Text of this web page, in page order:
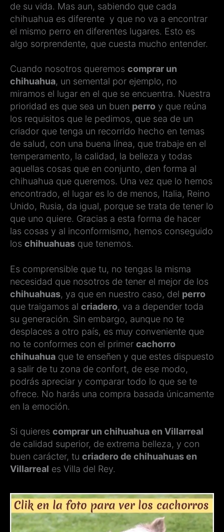
de su vida. Mas aun, sabiendo que cada
chihuahua es diferente y que no va a encontrar
el mismo perro en diferentes lugares. Esto es
algo sorprendente, que cuesta mucho entender.
Cuando nosotros queremos comprar un
chihuahua, un semental por ejemplo, no
miramos el lugar en el que se encuentra. Nuestra
prioridad es que sea un buen perro y que reúna
los requisitos que le pedimos, que sea de un
criador que tenga un recorrido hecho en temas
de salud, con una buena línea, que trabaje en el
temperamento, la calidad, la belleza y todas
aquellas cosas que en conjunto, den forma al
chihuahua que queremos. Una vez que lo hemos
encontrado, el lugar es lo de menos, Italia, Reino
Unido, Rusia, da igual, porque se trata de tener lo
que uno quiere. Gracias a esta forma de hacer
las cosas y al inconformismo, hemos conseguido
los chihuahuas que tenemos.
Es comprensible que tu, no tengas la misma
necesidad que nosotros de tener el mejor de los
chihuahuas, ya que en nuestro caso, del perro
que traigamos al criadero, va a depender toda
su generación. Sin embargo, aunque no te
desplaces a otro país, es muy conveniente que
no te conformes con el primer cachorro
chihuahua que te enseñen y que estes dispuesto
a salir de tu zona de confort, de ese modo,
podrás apreciar y comparar todo lo que se te
ofrece. No harás una compra basada únicamente
en la emoción.
Si quieres comprar un chihuahua en Villarreal
de calidad superior, de extrema belleza, y con
buen carácter, tu criadero de chihuahuas en
Villarreal es Villa del Rey.